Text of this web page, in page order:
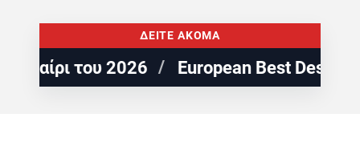
ΔΕΙΤΕ ΑΚΟΜΑ
2026 European Best Destinations: 5